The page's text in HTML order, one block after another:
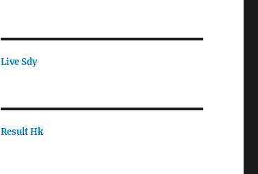
Live Sdy
Result Hk